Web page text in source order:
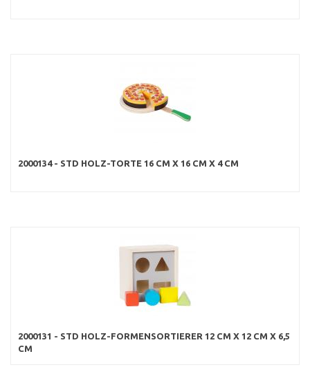
2000134 - STD HOLZ-TORTE 16 CM X 16 CM X 4 CM
2000131 - STD HOLZ-FORMENSORTIERER 12 CM X 12 CM X 6,5
CM